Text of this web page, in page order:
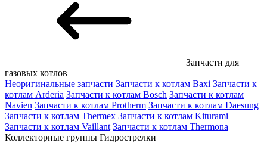
Запчасти для
газовых котлов
Неоригинальные запчасти Запчасти к котлам Baxi Запчасти к
котлам Arderia Запчасти к котлам Bosch Запчасти к котлам
Navien Запчасти к котлам Protherm Запчасти к котлам Daesung
Запчасти к котлам Thermex Запчасти к котлам Kiturami
Запчасти к котлам Vaillant Запчасти к котлам Thermona
Коллекторные группы Гидрострелки